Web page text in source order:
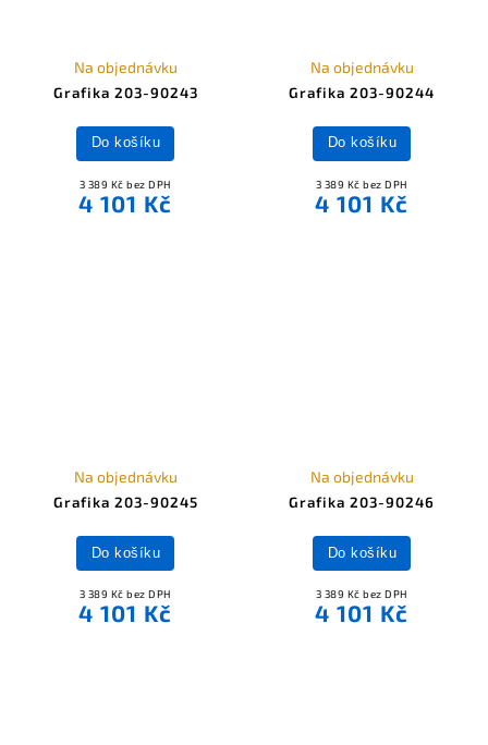
Grafika 203-90243
Na objednávku
3 389 Kč bez DPH
4 101 Kč
Do košíku
Grafika 203-90244
Na objednávku
3 389 Kč bez DPH
4 101 Kč
Do košíku
Grafika 203-90245
Na objednávku
3 389 Kč bez DPH
4 101 Kč
Do košíku
Grafika 203-90246
Na objednávku
3 389 Kč bez DPH
4 101 Kč
Do košíku